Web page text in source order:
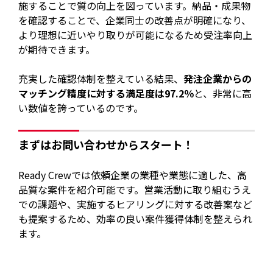
施することで質の向上を図っています。納品・成果物
を確認することで、企業同士の改善点が明確になり、
より理想に近いやり取りが可能になるため受注率向上
が期待できます。
充実した確認体制を整えている結果、発注企業からの
マッチング精度に対する満足度は97.2％と、非常に高
い数値を誇っているのです。
まずはお問い合わせからスタート！
Ready Crewでは依頼企業の業種や業態に適した、高
品質な案件を紹介可能です。営業活動に取り組むうえ
での課題や、実施するヒアリングに対する改善案など
も提案するため、効率の良い案件獲得体制を整えられ
ます。